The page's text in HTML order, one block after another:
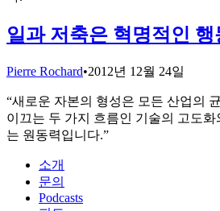
일과 저축은 혁명적인 행
Pierre Rochard•2012년 12월 24일
“새로운 자본의 형성은 모든 산업의
이끄는 두 가지 흐름인 기술의 고도
는 원동력입니다.”
소개
문의
Podcasts